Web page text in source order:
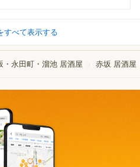
すべて表示する
・永田町・溜池 居酒屋 赤坂 居酒屋